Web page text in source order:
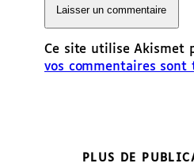
Ce site utilise Akismet
vos commentaires sont
PLUS DE